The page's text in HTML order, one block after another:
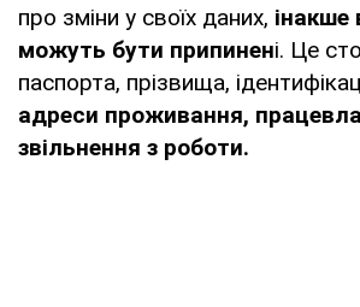
про зміни у своїх даних, інакше
можуть бути припинені. Це
паспорта, прізвища,
адреси проживання,
звільнення з роботи.